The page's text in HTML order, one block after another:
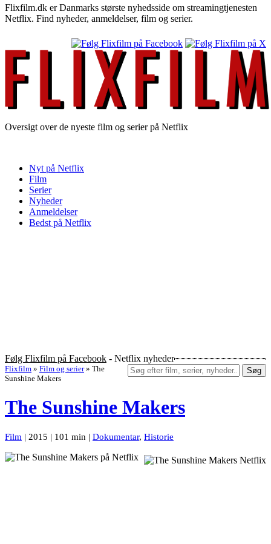
Flixfilm.dk er Danmarks største nyhedsside om streamingtjenesten
Netflix. Find nyheder, anmeldelser, film og serier.
Oversigt over de nyeste film og serier på Netflix
Nyt på Netflix
Film
Serier
Nyheder
Anmeldelser
Bedst på Netflix
Følg Flixfilm på Facebook - Netflix nyheder
Søg
Flixfilm » Film og serier » The
Sunshine Makers
The Sunshine Makers
Film | 2015 | 101 min | Dokumentar, Historie